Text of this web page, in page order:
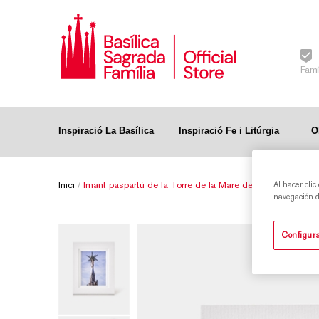
Inspiració La Basílica Inspiració Fe i Litúrgia
Inici / Imant paspartú de la Torre de la Mare de Déu de la
Al hacer clic
navegación